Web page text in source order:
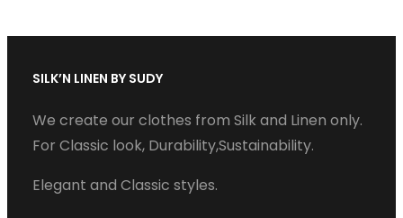
SILK’N LINEN BY SUDY
We create our clothes from Silk and Linen only.
For Classic look, Durability,Sustainability.
Elegant and Classic styles.